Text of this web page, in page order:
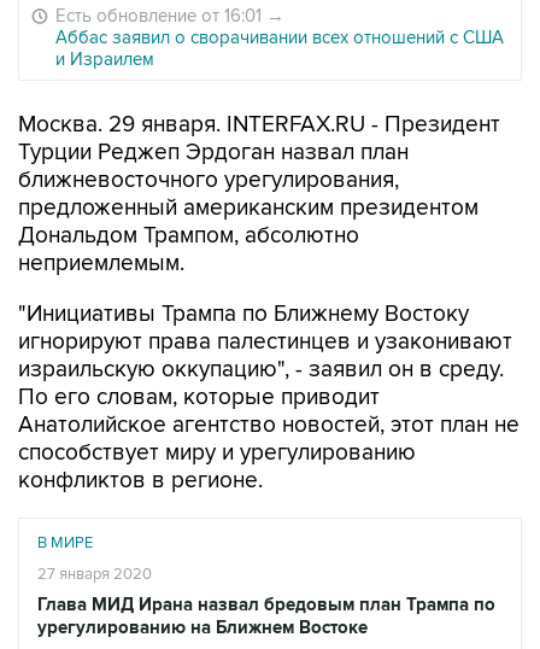
Есть обновление от 16:01 →
Аббас заявил о сворачивании всех отношений с США
и Израилем
Москва. 29 января. INTERFAX.RU - Президент
Турции Реджеп Эрдоган назвал план
ближневосточного урегулирования,
предложенный американским президентом
Дональдом Трампом, абсолютно
неприемлемым.
"Инициативы Трампа по Ближнему Востоку
игнорируют права палестинцев и узаконивают
израильскую оккупацию", - заявил он в среду.
По его словам, которые приводит
Анатолийское агентство новостей, этот план не
способствует миру и урегулированию
конфликтов в регионе.
В МИРЕ
27 января 2020
Глава МИД Ирана назвал бредовым план Трампа по
урегулированию на Ближнем Востоке